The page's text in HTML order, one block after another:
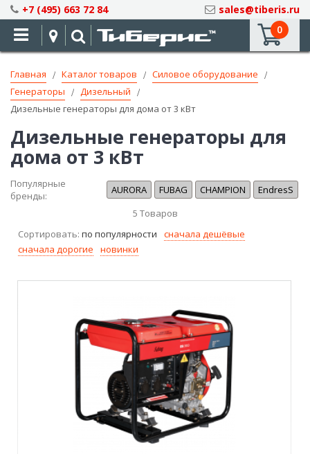
Skip
to
Content
+7 (495) 663 72 84
sales@tiberis.ru
0
Главная Каталог товаров
Силовое оборудование
Генераторы
Дизельный
Дизельные генераторы для дома от 3 кВт
Дизельные генераторы для
дома от 3 кВт
Популярные
бренды:
AURORA FUBAG CHAMPION
EndresS
5 Товаров
Сортировать: по популярности
сначала дешёвые
сначала дорогие
новинки